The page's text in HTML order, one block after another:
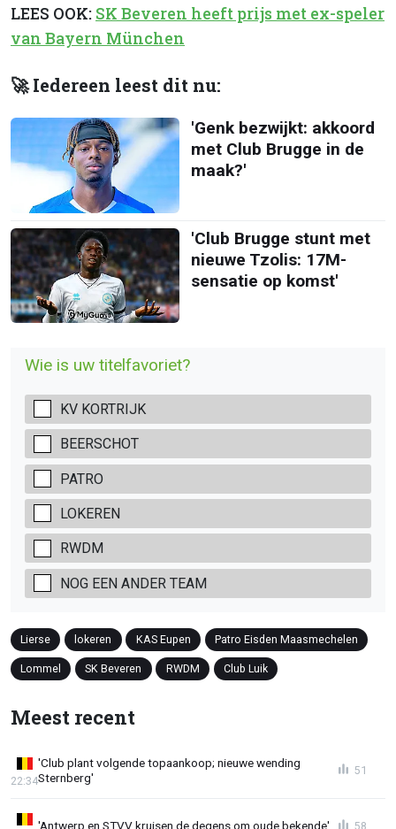
LEES OOK: SK Beveren heeft prijs met ex-speler
van Bayern München
🚀 Iedereen leest dit nu:
'Genk bezwijkt: akkoord
met Club Brugge in de
maak?'
'Club Brugge stunt met
nieuwe Tzolis: 17M-
sensatie op komst'
Wie is uw titelfavoriet?
KV KORTRIJK
BEERSCHOT
PATRO
LOKEREN
RWDM
NOG EEN ANDER TEAM
Lierse lokeren KAS Eupen Patro Eisden Maasmechelen
Lommel SK Beveren RWDM Club Luik
Meest recent
'Club plant volgende topaankoop; nieuwe wending
Sternberg'
22:34
51
'Antwerp en STVV kruisen de degens om oude bekende' 58